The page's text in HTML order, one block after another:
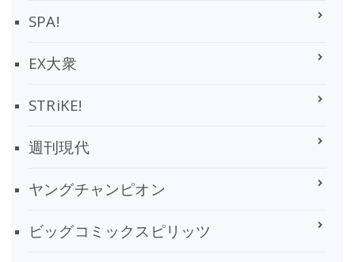
SPA!
EX大衆
STRiKE!
週刊現代
ヤングチャンピオン
ビッグコミックスピリッツ